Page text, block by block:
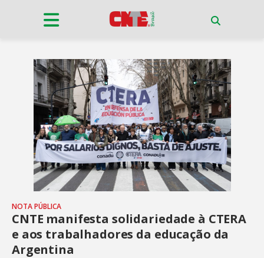
NOTA PÚBLICA
CNTE manifesta solidariedade à CTERA
e aos trabalhadores da educação da
Argentina